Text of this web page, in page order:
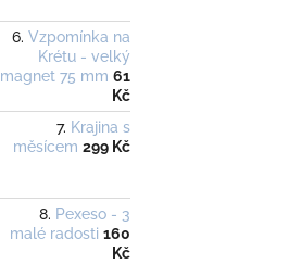
Vzpomínka na
Krétu - velký
magnet 75 mm 61
Kč
Krajina s
měsícem 299 Kč
Pexeso - 3
malé radosti 160
Kč